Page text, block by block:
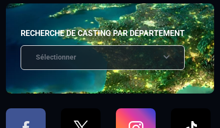
RECHERCHE DE CASTING PAR DÉPARTEMENT
Sélectionner